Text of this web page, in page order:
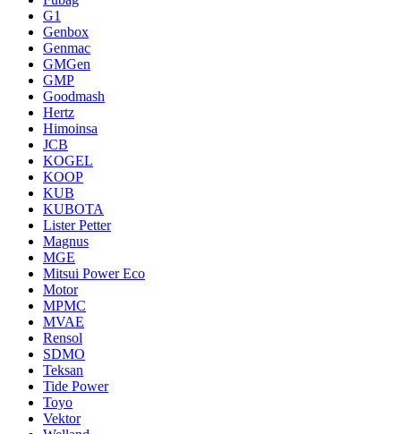
G1
Genbox
Genmac
GMGen
GMP
Goodmash
Hertz
Himoinsa
JCB
KOGEL
KOOP
KUB
KUBOTA
Lister Petter
Magnus
MGE
Mitsui Power Eco
Motor
MPMC
MVAE
Rensol
SDMO
Teksan
Tide Power
Toyo
Vektor